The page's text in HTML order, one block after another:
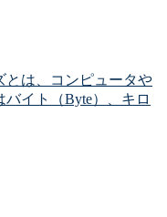
は、コンピュータや
イト（Byte）、キロ